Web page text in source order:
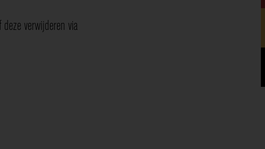
verwijderen via